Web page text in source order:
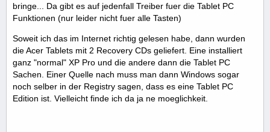
bringe... Da gibt es auf jedenfall Treiber fuer die Tablet PC
Funktionen (nur leider nicht fuer alle Tasten)
Soweit ich das im Internet richtig gelesen habe, dann wurden
die Acer Tablets mit 2 Recovery CDs geliefert. Eine installiert
ganz "normal" XP Pro und die andere dann die Tablet PC
Sachen. Einer Quelle nach muss man dann Windows sogar
noch selber in der Registry sagen, dass es eine Tablet PC
Edition ist. Vielleicht finde ich da ja ne moeglichkeit.